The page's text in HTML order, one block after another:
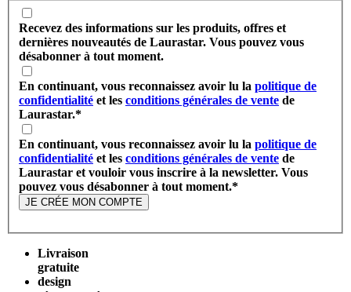
Recevez des informations sur les produits, offres et
dernières nouveautés de Laurastar. Vous pouvez vous
désabonner à tout moment.
En continuant, vous reconnaissez avoir lu la politique de
confidentialité et les conditions générales de vente de
Laurastar.*
En continuant, vous reconnaissez avoir lu la politique de
confidentialité et les conditions générales de vente de
Laurastar et vouloir vous inscrire à la newsletter. Vous
pouvez vous désabonner à tout moment.*
JE CRÉE MON COMPTE
Livraison
gratuite
design